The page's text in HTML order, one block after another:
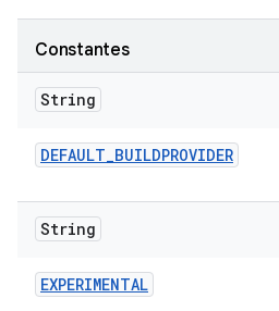
Constantes
String
DEFAULT_BUILDPROVIDER
String
EXPERIMENTAL